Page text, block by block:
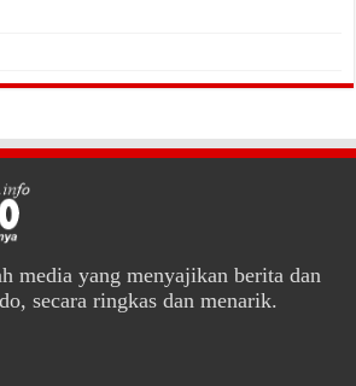
media yang menyajikan berita dan
secara ringkas dan menarik.